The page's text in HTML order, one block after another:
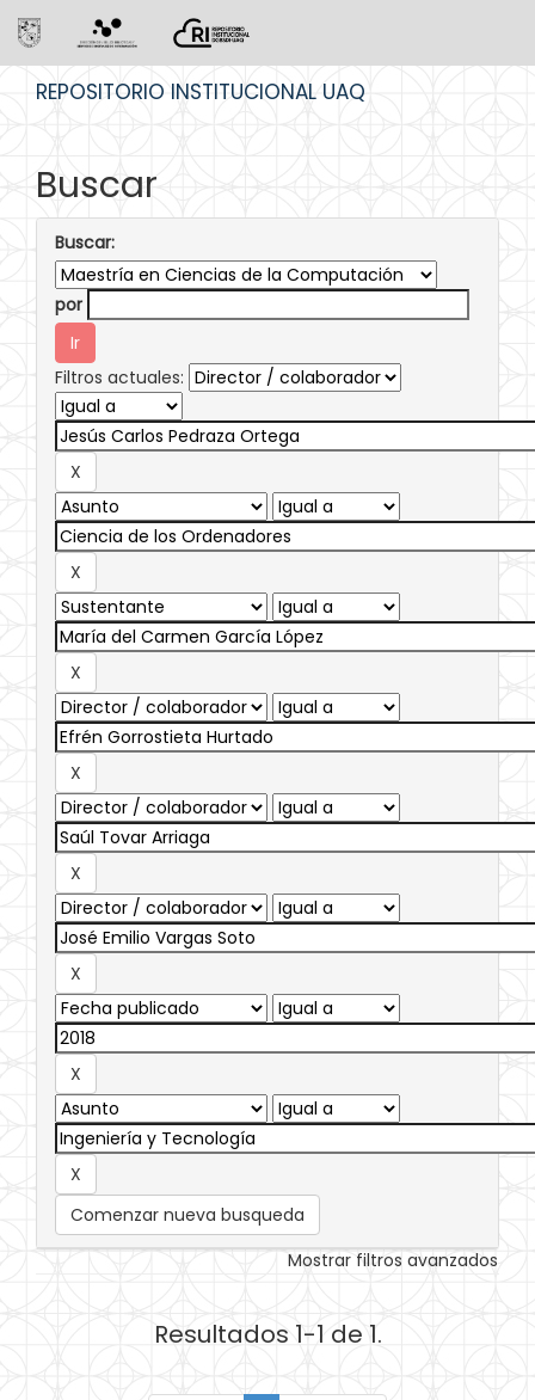
REPOSITORIO INSTITUCIONAL UAQ
Buscar
Buscar:
por
Filtros actuales:
Comenzar nueva busqueda
Mostrar filtros avanzados
Resultados 1-1 de 1.